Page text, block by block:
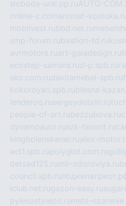
sloboda-ural.pp.ruAUTO-
online-z.comaromat-
mobilvest.rubbd.net.ru
smp-forum.rubastion-td.ru
avrmotors.ruart-galadesign.ru
ecostep-samara.rud-p.spb.ru
sko.com.rudavitamebel-spb.ru
kokoroyari.spb.rublesna-
lenderoq.rusergeydobrin.ru
people-of-art.rubezzubova.ru
dynamoauto.ruszk-favorit.ru
kingbolenskaner.rualex-
act1.spb.rupolyglot.com.ru
detsad125.ru mir-zdoroviya.ru
council.spb.ru
iclub.net.rugazon-easy.ru
pylesostineco.ru msts-